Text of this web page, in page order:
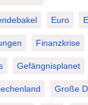
Euro
Finanzkrise
Gefängnisplanet
Große